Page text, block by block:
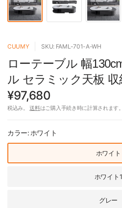
CUUMY SKU: FAML-701-A-WH
ローテーブル 幅
ル セラミック天板 収
¥97,680
税込み。送料はご購入手続き時に計算されます。
カラー: ホワイト
ホワイト
ホワイト1
グレー